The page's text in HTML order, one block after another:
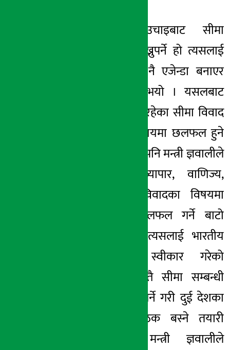
नेपालले जुन उचाइबाट सीमा
समस्याको कुरा राख्नुपर्ने हो त्यसलाई
औपचारिक रुपमा नै एजेन्डा बनाएर
राखिएको प्रष्ट पार्नुभयो । यसलबाट
नेपाल र भारतबीच रहेका सीमा विवाद
लगायतका सबै विषयमा छलफल हुने
बाटो खुल्ला भएको पनि मन्त्री ज्ञवालीले
बताउनुभयो । व्यापार, वाणिज्य,
जलस्रोत, सीमा विवादका विषयमा
भारतसँग स्पष्ट छलफल गर्ने बाटो
खुल्ला भएको र त्यसलाई भारतीय
सरकारले पनि स्वीकार गरेको
बताउनुभयो । यस्तै सीमा सम्बन्धी
विषयमा छलफल गर्ने गरी दुई देशका
सचिव स्तरीय बैठक बस्ने तयारी
भइरहेको पनि मन्त्री ज्ञवालीले